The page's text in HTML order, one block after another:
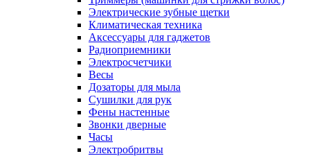
Электрические зубные щетки
Климатическая техника
Аксессуары для гаджетов
Радиоприемники
Электросчетчики
Весы
Дозаторы для мыла
Сушилки для рук
Фены настенные
Звонки дверные
Часы
Электробритвы